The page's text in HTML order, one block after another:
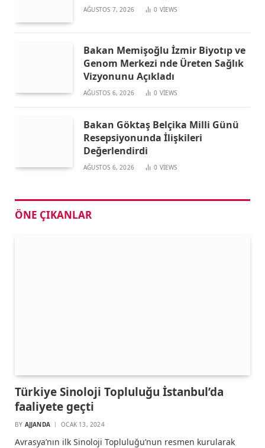
AĞUSTOS 7, 2026 0 VIEWS
Bakan Memişoğlu İzmir Biyotıp ve
Genom Merkezi nde Üreten Sağlık
Vizyonunu Açıkladı
AĞUSTOS 6, 2026 0 VIEWS
Bakan Göktaş Belçika Milli Günü
Resepsiyonunda İlişkileri
Değerlendirdi
AĞUSTOS 6, 2026 0 VIEWS
ÖNE ÇIKANLAR
Türkiye Sinoloji Topluluğu İstanbul’da
faaliyete geçti
BY AJJANDA OCAK 13, 2024
Avrasya’nın ilk Sinoloji Topluluğu’nun resmen kurularak